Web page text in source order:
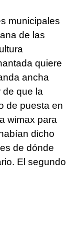
municipales
de las
quiere
ancha
de que la
de puesta en
wimax para
dicho
de dónde
El segundo